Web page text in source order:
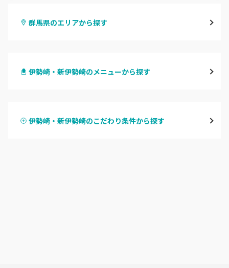
群馬県のエリアから探す
前橋
伊勢崎・新伊勢崎のメニューから探す
ハンドスカルプ
伊勢崎・新伊勢崎のこだわり条件から探す